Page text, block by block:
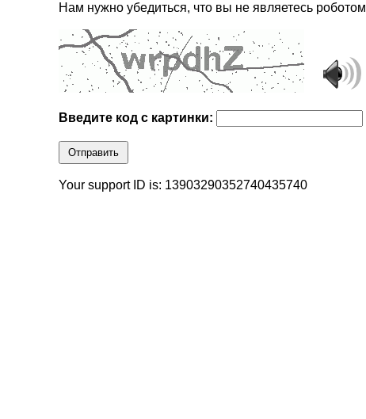
Нам нужно убедиться, что вы не являетесь роботом
Введите код с картинки:
Отправить
Your support ID is: 13903290352740435740